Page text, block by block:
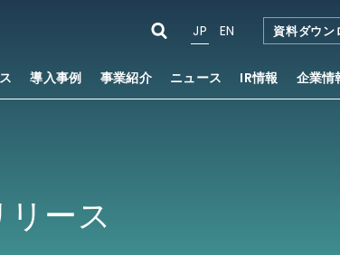
導入事例 事業紹介 ニュース IR情報 企業情
JP EN 資料ダウン
ース